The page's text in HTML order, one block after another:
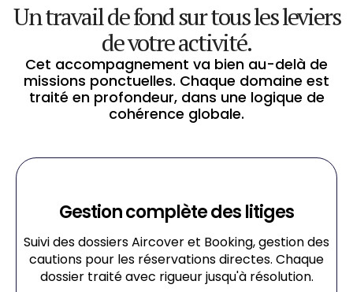
Un travail de fond sur tous les leviers
de votre activité.
Cet accompagnement va bien au-delà de
missions ponctuelles. Chaque domaine est
traité en profondeur, dans une logique de
cohérence globale.
Gestion complète des litiges​
Suivi des dossiers Aircover et Booking, gestion des
cautions pour les réservations directes. Chaque
dossier traité avec rigueur jusqu'à résolution.